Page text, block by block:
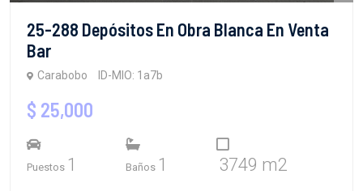
25-288 Depósitos En Obra Blanca En Venta
Bar
Carabobo ID-MIO: 1a7b
$ 25,000
Puestos 1 Baños 1 3749 m2